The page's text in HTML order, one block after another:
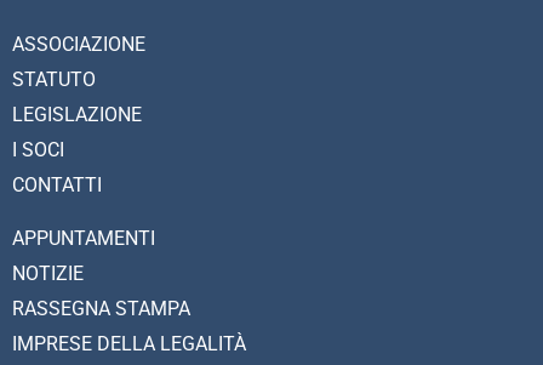
ASSOCIAZIONE
STATUTO
LEGISLAZIONE
I SOCI
CONTATTI
APPUNTAMENTI
NOTIZIE
RASSEGNA STAMPA
IMPRESE DELLA LEGALITÀ